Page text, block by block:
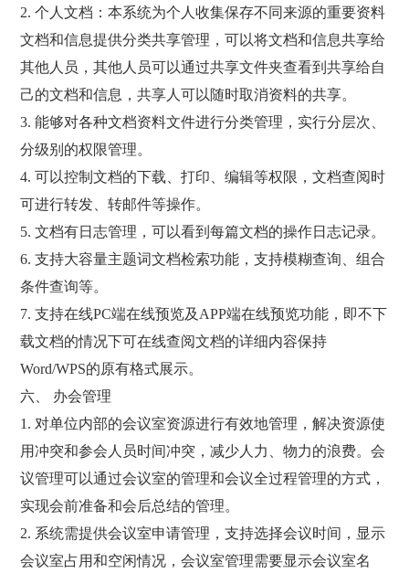
2. 个人文档：本系统为个人收集保存不同来源的重要资料
文档和信息提供分类共享管理，可以将文档和信息共享给
其他人员，其他人员可以通过共享文件夹查看到共享给自
己的文档和信息，共享人可以随时取消资料的共享。
3. 能够对各种文档资料文件进行分类管理，实行分层次、
分级别的权限管理。
4. 可以控制文档的下载、打印、编辑等权限，文档查阅时
可进行转发、转邮件等操作。
5. 文档有日志管理，可以看到每篇文档的操作日志记录。
6. 支持大容量主题词文档检索功能，支持模糊查询、组合
条件查询等。
7. 支持在线PC端在线预览及APP端在线预览功能，即不下
载文档的情况下可在线查阅文档的详细内容保持
Word/WPS的原有格式展示。
六、 办会管理
1. 对单位内部的会议室资源进行有效地管理，解决资源使
用冲突和参会人员时间冲突，减少人力、物力的浪费。会
议管理可以通过会议室的管理和会议全过程管理的方式，
实现会前准备和会后总结的管理。
2. 系统需提供会议室申请管理，支持选择会议时间，显示
会议室占用和空闲情况，会议室管理需要显示会议室名